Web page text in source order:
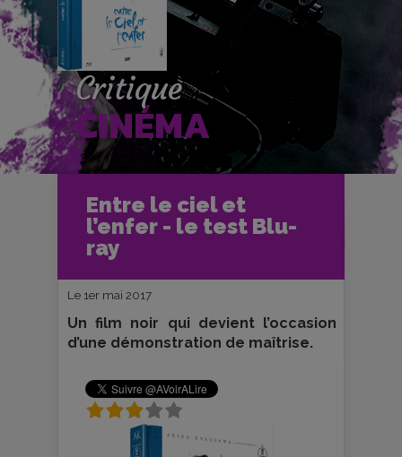
Critique
CINÉMA
Entre le ciel et
l’enfer - le test Blu-
ray
Accueil
Cinéma
Critiques et fiches films
Entre le ciel et l’enfer - le test Blu-ray
Le 1er mai 2017
Un film noir qui devient l’occasion
d’une démonstration de maîtrise.